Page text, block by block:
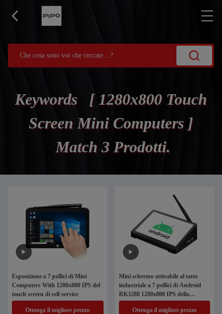
Keywords [ 1280x800 Touch
Screen Mini Computers ]
Match 3 Prodotti.
Esposizione a 7 pollici di Mini
Computers With 1280x800 IPS del
touch screen di self service
Ottenga il migliore prezzo
Mini schermo attivabile al tatto
industriale a 7 pollici di Android
RK3288 1280x800 IPS della
compressa del PC di PiPO X8
Ottenga il migliore prezzo